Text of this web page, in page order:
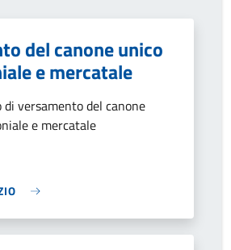
del canone unico
e mercatale
di versamento del canone
e mercatale